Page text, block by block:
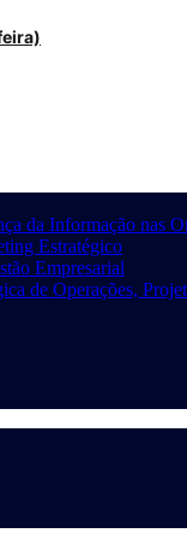
da Informação nas
Estratégico
Empresarial
de Operações,